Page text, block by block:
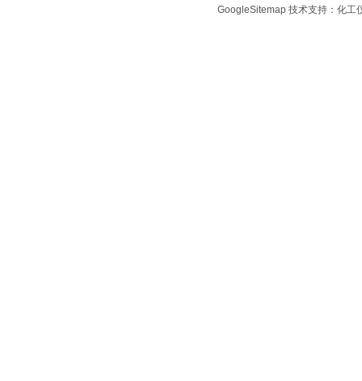
GoogleSitemap技术支持：化工